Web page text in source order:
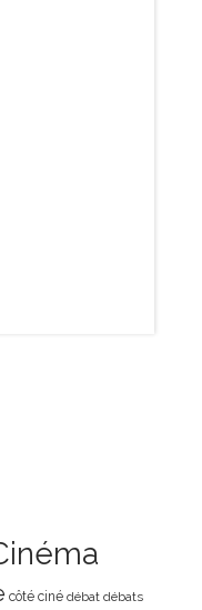
côté ciné débat débats